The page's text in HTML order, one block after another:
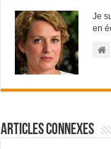
Je
en
Articles connexes